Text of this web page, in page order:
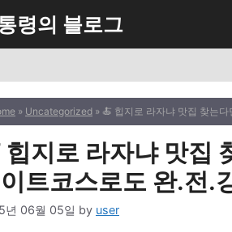
령의 블로그
» Uncategorized » 🍝 힙지로 라자냐 맛집 찾는
힙지로 라자냐 맛집
트코스로도 완.전.
년 06월 05일 by user